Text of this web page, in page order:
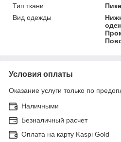
Тип ткани
Пике
Вид одежды
Условия оплаты
Оказание услуги только по
Наличными
Безналичный расчет
Оплата на карту Kaspi Gold